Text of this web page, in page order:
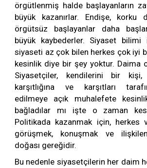
örgütlenmiş halde başlayanların
büyük kazanırlar. Endişe, korku
örgütsüz başlayanlar daha
büyük kaybederler. Siyaset
siyaseti az çok bilen herkes çok iyi
kesinlik diye bir şey yoktur. Daima
Siyasetçiler, kendilerini bir
karşıtlığına ve karşıtları
edilmeye açık muhalefete
bağladılar mı işte o zaman
Politikada kazanmak için, herkes
görüşmek, konuşmak ve
doğası gereğidir.
Bu nedenle siyasetçilerin her daim